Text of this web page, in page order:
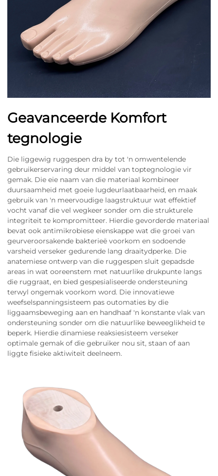
Geavanceerde Komfort
tegnologie
Die liggewig ruggespen dra by tot 'n omwentelende
gebruikerservaring deur middel van toptegnologie vir
gemak. Die eie naam van die materiaal kombineer
duursaamheid met goeie lugdeurlaatbaarheid, en maak
gebruik van 'n meervoudige laagstruktuur wat effektief
vocht vanaf die vel wegkeer sonder om die strukturele
integriteit te kompromitteer. Hierdie gevorderde materiaal
bevat ook antimikrobiese eienskappe wat die groei van
geurveroorsakende bakterieë voorkom en sodoende
varsheid verseker gedurende lang draaitydperke. Die
anatemiese ontwerp van die ruggespen sluit gepadsde
areas in wat ooreenstem met natuurlike drukpunte langs
die ruggraat, en bied gespesialiseerde ondersteuning
terwyl ongemak voorkom word. Die innovatiewe
weefselspanningsisteem pas outomaties by die
liggaamsbeweging aan en handhaaf 'n konstante vlak van
ondersteuning sonder om die natuurlike beweeglikheid te
beperk. Hierdie dinamiese reaksiesisteem verseker
optimale gemak of die gebruiker nou sit, staan of aan
liggte fisieke aktiwiteit deelneem.